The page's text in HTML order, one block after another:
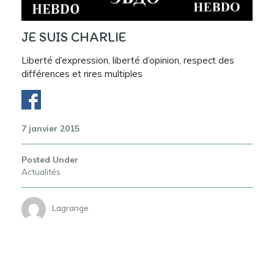
JE SUIS CHARLIE
Liberté d’expression, liberté d’opinion, respect des
différences et rires multiples
7 janvier 2015
Posted Under
Actualités
Lagrange